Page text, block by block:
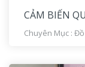
CẢM BIẾN
Chuyên Mục :